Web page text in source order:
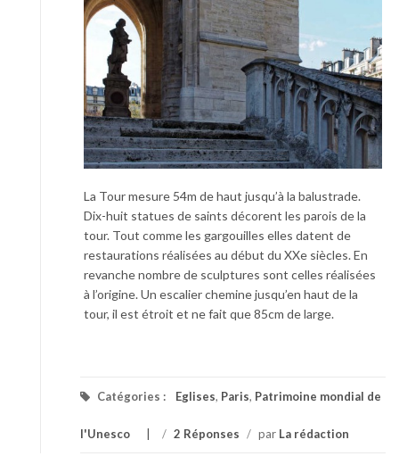
La Tour mesure 54m de haut jusqu’à la balustrade.
Dix-huit statues de saints décorent les parois de la
tour. Tout comme les gargouilles elles datent de
restaurations réalisées au début du XXe siècles. En
revanche nombre de sculptures sont celles réalisées
à l’origine. Un escalier chemine jusqu’en haut de la
tour, il est étroit et ne fait que 85cm de large.
Catégories : Eglises, Paris, Patrimoine mondial de
l'Unesco / 2 Réponses / par La rédaction